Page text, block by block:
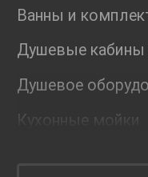
Ванны и
Душевые кабины
Душевое
Кухонные мойки